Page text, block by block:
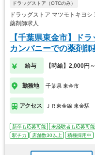
ドラッグストア（OTCのみ）
ドラッグストア マツモトキヨ
薬剤師求人
【千葉県東金市】ド
カンパニーでの薬剤師
給与 【時給】2,000円
勤務地 千葉県 東金市
アクセス ＪＲ東金線 東金駅
新卒も応募可能 未経験者も応募可能
駅チカ
店舗数30以上 積極採用中